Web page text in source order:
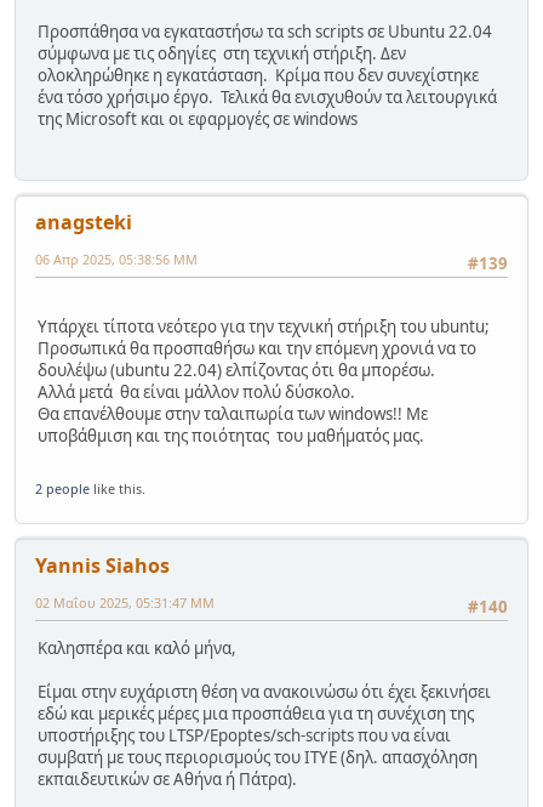
Προσπάθησα να εγκαταστήσω τα sch scripts σε Ubuntu 22.04
σύμφωνα με τις οδηγίες στη τεχνική στήριξη. Δεν
ολοκληρώθηκε η εγκατάσταση. Κρίμα που δεν συνεχίστηκε
ένα τόσο χρήσιμο έργο. Τελικά θα ενισχυθούν τα λειτουργικά
της Microsoft και οι εφαρμογές σε windows
anagsteki
#139
06 Απρ 2025, 05:38:56 ΜΜ
Υπάρχει τίποτα νεότερο για την τεχνική στήριξη του ubuntu;
Προσωπικά θα προσπαθήσω και την επόμενη χρονιά να το
δουλέψω (ubuntu 22.04) ελπίζοντας ότι θα μπορέσω.
Αλλά μετά θα είναι μάλλον πολύ δύσκολο.
Θα επανέλθουμε στην ταλαιπωρία των windows!! Με
υποβάθμιση και της ποιότητας του μαθήματός μας.
2 people like this.
Yannis Siahos
#140
02 Μαΐου 2025, 05:31:47 ΜΜ
Καλησπέρα και καλό μήνα,
Είμαι στην ευχάριστη θέση να ανακοινώσω ότι έχει ξεκινήσει
εδώ και μερικές μέρες μια προσπάθεια για τη συνέχιση της
υποστήριξης του LTSP/Epoptes/sch-scripts που να είναι
συμβατή με τους περιορισμούς του ΙΤΥΕ (δηλ. απασχόληση
εκπαιδευτικών σε Αθήνα ή Πάτρα).